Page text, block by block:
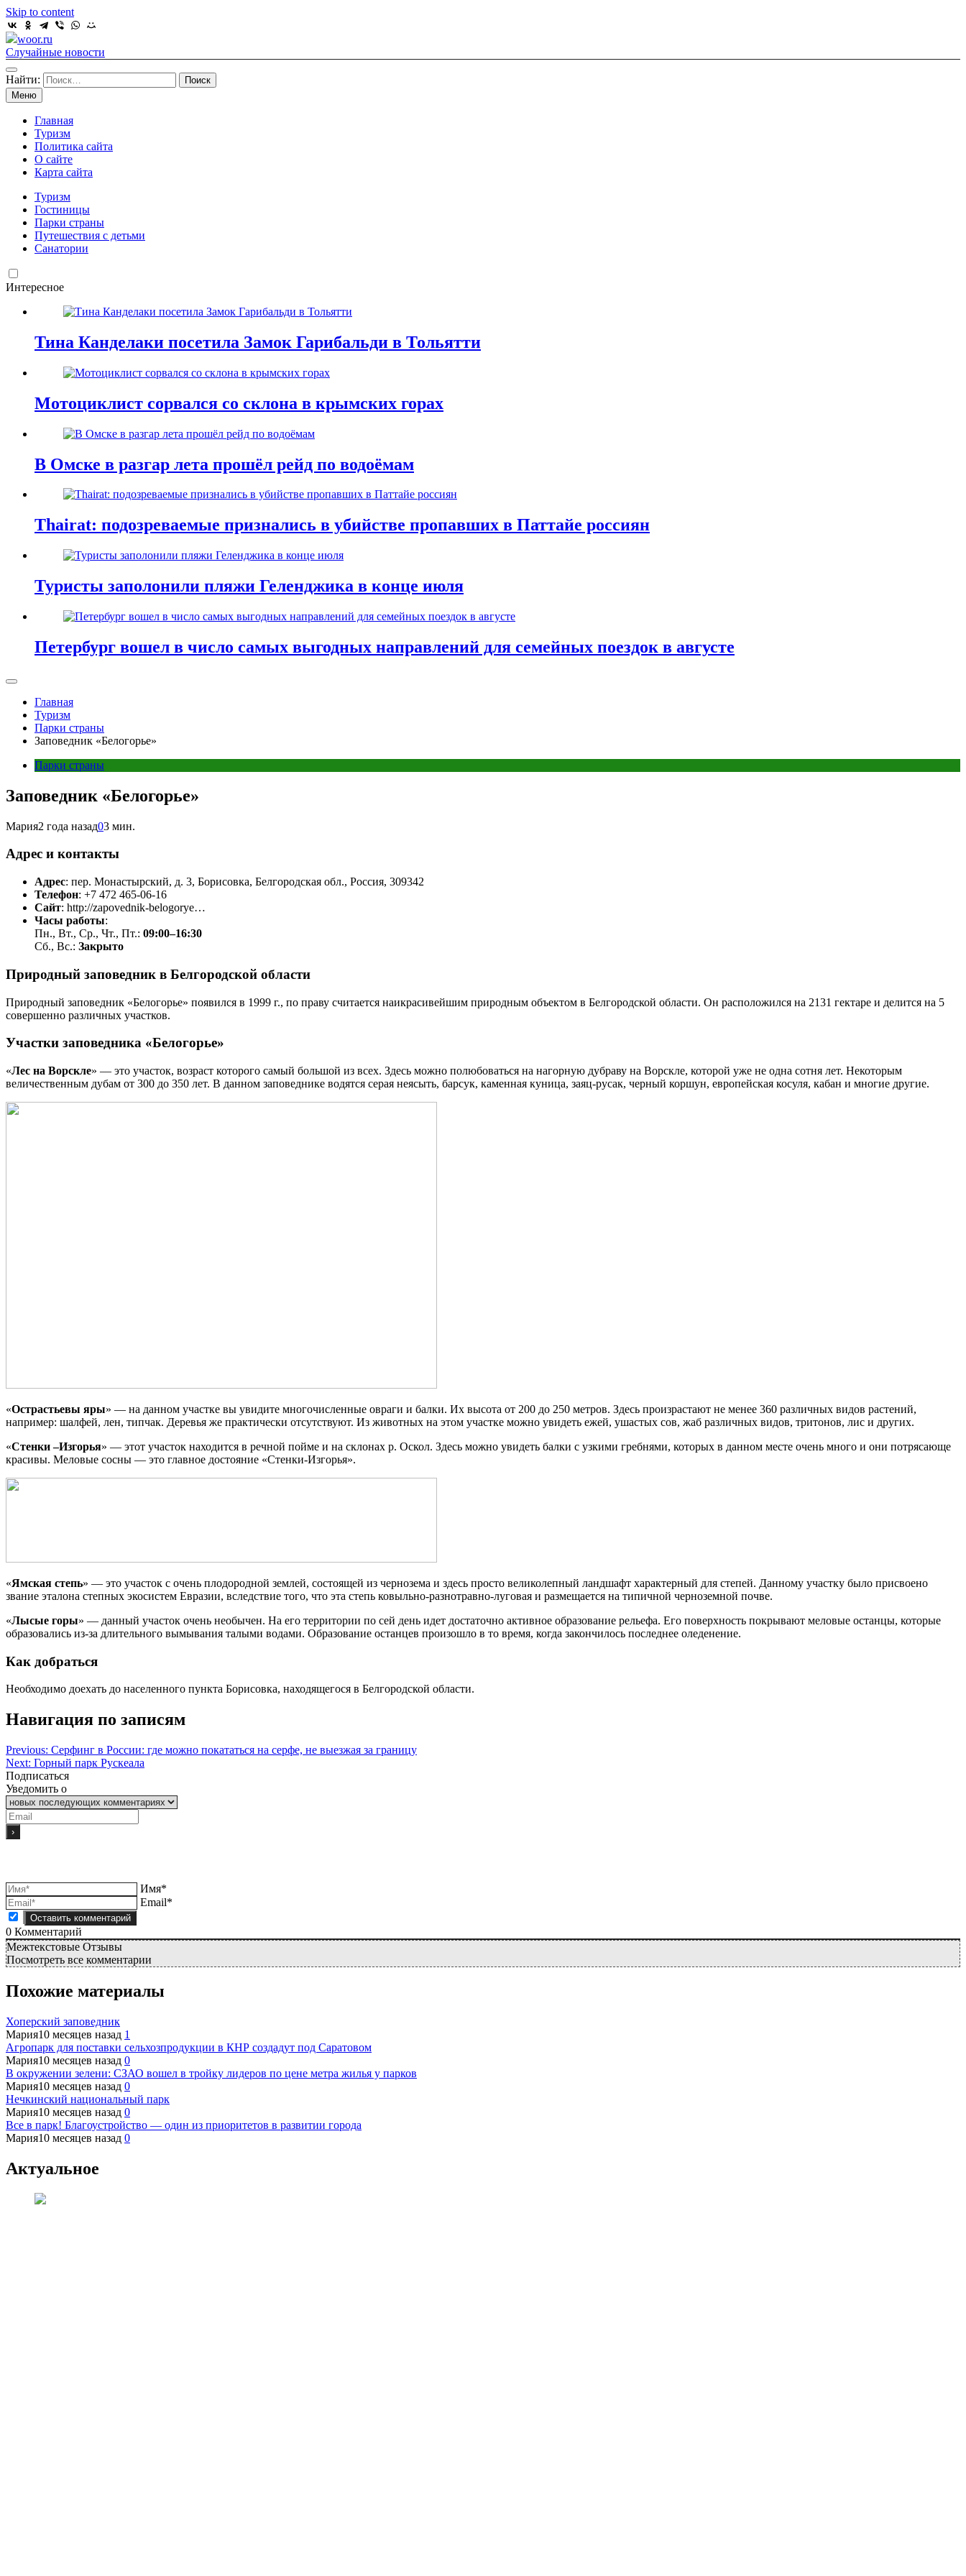
Skip to content
woor.ru
Случайные новости
Найти:
Меню
Главная
Туризм
Политика сайта
О сайте
Карта сайта
Туризм
Гостиницы
Парки страны
Путешествия с детьми
Санатории
Интересное
Тина Канделаки посетила Замок Гарибальди в Тольятти
Мотоциклист сорвался со склона в крымских горах
В Омске в разгар лета прошёл рейд по водоёмам
Thairat: подозреваемые признались в убийстве пропавших в Паттайе россиян
Туристы заполонили пляжи Геленджика в конце июля
Петербург вошел в число самых выгодных направлений для семейных поездок в августе
Главная
Туризм
Парки страны
Заповедник «Белогорье»
Парки страны
Заповедник «Белогорье»
Мария2 года назад03 мин.
Адрес и контакты
Адрес: пер. Монастырский, д. 3, Борисовка, Белгородская обл., Россия, 309342
Телефон: +7 472 465-06-16
Сайт: http://zapovednik-belogorye…
Часы работы:
Пн., Вт., Ср., Чт., Пт.: 09:00–16:30
Сб., Вс.: Закрыто
Природный заповедник в Белгородской области
Природный заповедник «Белогорье» появился в 1999 г., по праву считается наикрасивейшим природным объектом в Белгородской области. Он расположился на 2131 гектаре и делится на 5
совершенно различных участков.
Участки заповедника «Белогорье»
«Лес на Ворскле» — это участок, возраст которого самый большой из всех. Здесь можно полюбоваться на нагорную дубраву на Ворскле, которой уже не одна сотня лет. Некоторым
величественным дубам от 300 до 350 лет. В данном заповеднике водятся серая неясыть, барсук, каменная куница, заяц-русак, черный коршун, европейская косуля, кабан и многие другие.
«Острастьевы яры» — на данном участке вы увидите многочисленные овраги и балки. Их высота от 200 до 250 метров. Здесь произрастают не менее 360 различных видов растений,
например: шалфей, лен, типчак. Деревья же практически отсутствуют. Из животных на этом участке можно увидеть ежей, ушастых сов, жаб различных видов, тритонов, лис и других.
«Стенки –Изгорья» — этот участок находится в речной пойме и на склонах р. Оскол. Здесь можно увидеть балки с узкими гребнями, которых в данном месте очень много и они потрясающе
красивы. Меловые сосны — это главное достояние «Стенки-Изгорья».
«Ямская степь» — это участок с очень плодородной землей, состоящей из чернозема и здесь просто великолепный ландшафт характерный для степей. Данному участку было присвоено
звание эталона степных экосистем Евразии, вследствие того, что эта степь ковыльно-разнотравно-луговая и размещается на типичной черноземной почве.
«Лысые горы» — данный участок очень необычен. На его территории по сей день идет достаточно активное образование рельефа. Его поверхность покрывают меловые останцы, которые
образовались из-за длительного вымывания талыми водами. Образование останцев произошло в то время, когда закончилось последнее оледенение.
Как добраться
Необходимо доехать до населенного пункта Борисовка, находящегося в Белгородской области.
Навигация по записям
Previous: Серфинг в России: где можно покататься на серфе, не выезжая за границу
Next: Горный парк Рускеала
Подписаться
Уведомить о
Имя*
Email*
0 Комментарий
Межтекстовые Отзывы
Посмотреть все комментарии
Похожие материалы
Хоперский заповедник
Мария10 месяцев назад 1
Агропарк для поставки сельхозпродукции в КНР создадут под Саратовом
Мария10 месяцев назад 0
В окружении зелени: СЗАО вошел в тройку лидеров по цене метра жилья у парков
Мария10 месяцев назад 0
Нечкинский национальный парк
Мария10 месяцев назад 0
Все в парк! Благоустройство — один из приоритетов в развитии города
Мария10 месяцев назад 0
Актуальное